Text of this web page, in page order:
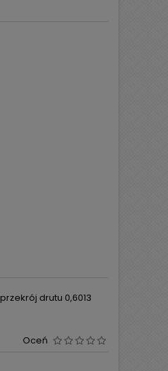
drutu 0,6013
Oceń